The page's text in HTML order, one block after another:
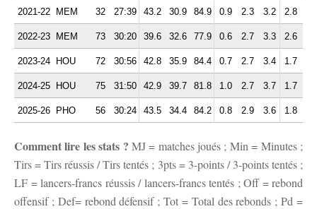
2021-22 MEM 32 27:39 43.2 30.9 84.9 0.9 2.3 3.2 2.8
2022-23 MEM 73 30:20 39.6 32.6 77.9 0.6 2.7 3.3 2.6
2023-24 HOU 72 30:56 42.8 35.9 84.4 0.7 2.7 3.4 1.7
2024-25 HOU 75 31:50 42.9 39.7 81.8 1.0 2.7 3.7 1.7
2025-26 PHO 56 30:24 43.5 34.4 84.2 0.8 2.9 3.6 1.8
Comment lire les stats ? MJ = matches joués ; Min = Minutes ;
Tirs = Tirs réussis / Tirs tentés ; 3pts = 3-points / 3-points tentés ;
LF = lancers-francs réussis / lancers-francs tentés ; Off = rebond
offensif ; Def= rebond défensif ; Tot = Total des rebonds ; Pd =